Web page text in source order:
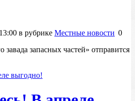
в рубрике Местные новости 0
запасных частей» отправится